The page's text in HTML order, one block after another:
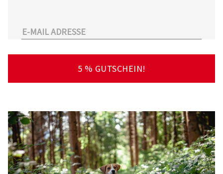
großen Anzahl an Partnertierärzten
finden – deutschlandweit!
5 % GUTSCHEIN!